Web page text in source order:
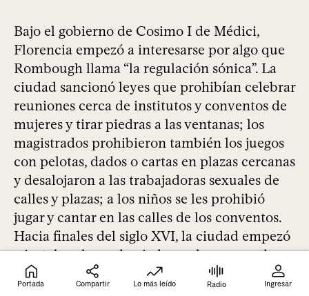
Bajo el gobierno de Cosimo I de Médici,
Florencia empezó a interesarse por algo que
Rombough llama “la regulación sónica”. La
ciudad sancionó leyes que prohibían celebrar
reuniones cerca de institutos y conventos de
mujeres y tirar piedras a las ventanas; los
magistrados prohibieron también los juegos
con pelotas, dados o cartas en plazas cercanas
y desalojaron a las trabajadoras sexuales de
calles y plazas; a los niños se les prohibió
jugar y cantar en las calles de los conventos.
Hacia finales del siglo XVI, la ciudad empezó
a instalar placas de piedra en los muros de
esas instituciones; allí estaban grabadas las
leyes. La de San Silvestro dice:
Portada Compartir Lo más leído Radio Ingresar